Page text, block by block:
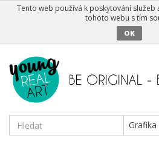
Tento web používá k poskytování služeb
tohoto webu s tím
OK
Grafika